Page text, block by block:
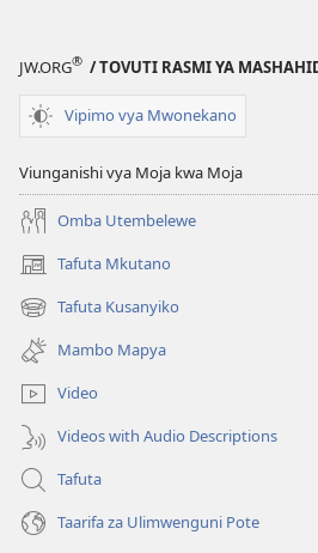
JW.ORG® / TOVUTI RASMI YA
Vipimo vya Mwonekano
Viunganishi vya Moja kwa Moja
Omba Utembelewe
Tafuta Mkutano
(opens
new
window)
Tafuta Kusanyiko
(opens
new
window)
Mambo Mapya
Video
Videos with Audio Descriptions
Tafuta
Taarifa za Ulimwenguni Pote